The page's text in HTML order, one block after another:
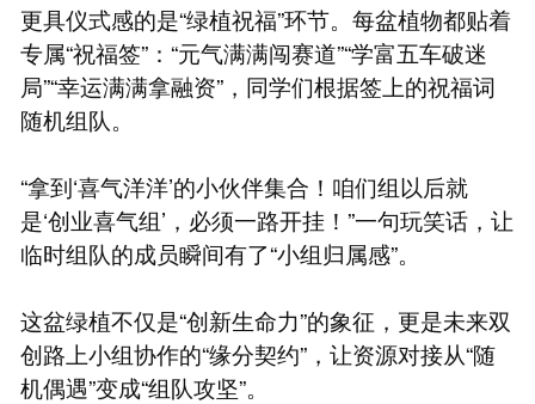
更具仪式感的是“绿植祝福”环节。每盆植物都贴着
专属“祝福签”：“元气满满闯赛道”“学富五车破迷
局”“幸运满满拿融资”，同学们根据签上的祝福词
随机组队。
“拿到‘喜气洋洋’的小伙伴集合！咱们组以后就
是‘创业喜气组’，必须一路开挂！”一句玩笑话，让
临时组队的成员瞬间有了“小组归属感”。
这盆绿植不仅是“创新生命力”的象征，更是未来双
创路上小组协作的“缘分契约”，让资源对接从“随
机偶遇”变成“组队攻坚”。